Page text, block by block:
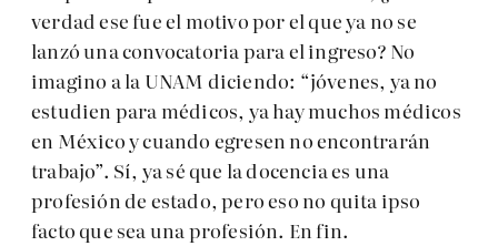
verdad ese fue el motivo por el que ya no se
lanzó una convocatoria para el ingreso? No
imagino a la UNAM diciendo: “jóvenes, ya no
estudien para médicos, ya hay muchos médicos
en México y cuando egresen no encontrarán
trabajo”. Sí, ya sé que la docencia es una
profesión de estado, pero eso no quita ipso
facto que sea una profesión. En fin.